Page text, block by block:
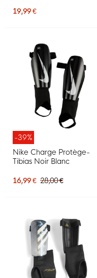
19,99 €
-39%
Nike Charge Protège-
Tibias Noir Blanc
16,99 € 28,00 €